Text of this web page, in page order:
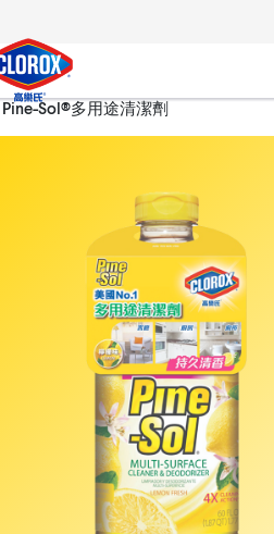
現在:
Pine-Sol®多用途清潔劑